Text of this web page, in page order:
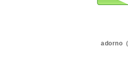
adorno